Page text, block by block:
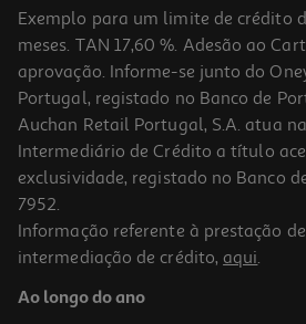
Exemplo para um limite de crédito
meses. TAN 17,60 %. Adesão ao
aprovação. Informe-se junto do
Portugal, registado no Banco de
Auchan Retail Portugal, S.A. atua
Intermediário de Crédito a título
exclusividade, registado no Banco
7952.
Informação referente à prestação
intermediação de crédito, aqui.
Ao longo do ano